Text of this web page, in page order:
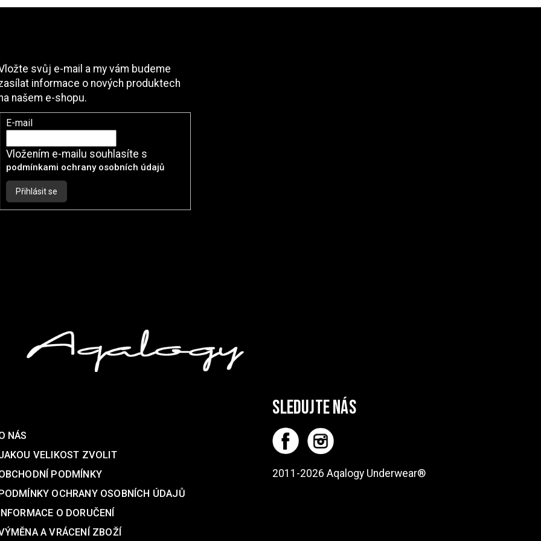
svůj e-mail a my vám budeme
informace o nových produktech
našem e-shopu.
E-mail
Vložením e-mailu souhlasíte s
podmínkami ochrany osobních údajů
Přihlásit se
NÁS
VELIKOST ZVOLIT
PODMÍNKY
PODMÍNKY OCHRANY OSOBNÍCH ÚDAJŮ
INFORMACE O DORUČENÍ
A VRÁCENÍ ZBOŽÍ
sledujte nás
2011-2026 Aqalogy Underwear®